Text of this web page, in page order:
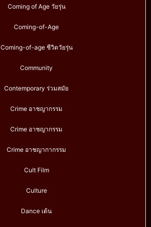
Coming of Age วัยรุ่น
Coming-of-Age
Coming-of-age ชีวิตวัยรุ่น
Community
Contemporary ร่วมสมัย
Crime อาชญากรรม
Crime อาชญากรรม
Crime อาชญากากรรม
Cult Film
Culture
Dance เต้น